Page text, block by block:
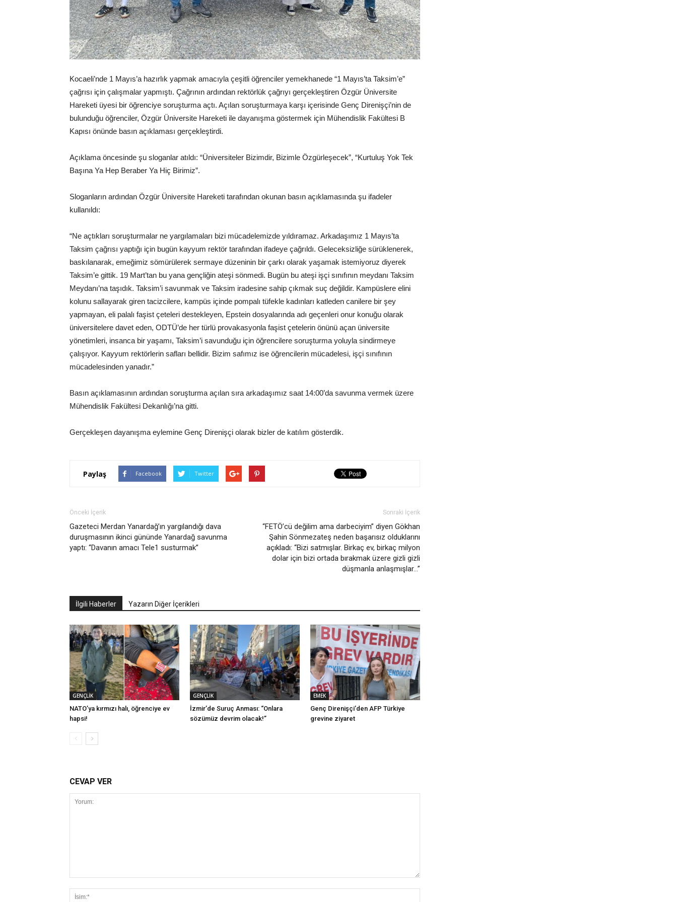
Kocaeli’nde 1 Mayıs’a hazırlık yapmak amacıyla çeşitli öğrenciler yemekhanede “1 Mayıs’ta Taksim’e”
çağrısı için çalışmalar yapmıştı. Çağrının ardından rektörlük çağrıyı gerçekleştiren Özgür Üniversite
Hareketi üyesi bir öğrenciye soruşturma açtı. Açılan soruşturmaya karşı içerisinde Genç Direnişçi’nin de
bulunduğu öğrenciler, Özgür Üniversite Hareketi ile dayanışma göstermek için Mühendislik Fakültesi B
Kapısı önünde basın açıklaması gerçekleştirdi.
Açıklama öncesinde şu sloganlar atıldı: “Üniversiteler Bizimdir, Bizimle Özgürleşecek”, “Kurtuluş Yok Tek
Başına Ya Hep Beraber Ya Hiç Birimiz”.
Sloganların ardından Özgür Üniversite Hareketi tarafından okunan basın açıklamasında şu ifadeler
kullanıldı:
“Ne açtıkları soruşturmalar ne yargılamaları bizi mücadelemizde yıldıramaz. Arkadaşımız 1 Mayıs’ta
Taksim çağrısı yaptığı için bugün kayyum rektör tarafından ifadeye çağrıldı. Geleceksizliğe sürüklenerek,
baskılanarak, emeğimiz sömürülerek sermaye düzeninin bir çarkı olarak yaşamak istemiyoruz diyerek
Taksim’e gittik. 19 Mart’tan bu yana gençliğin ateşi sönmedi. Bugün bu ateşi işçi sınıfının meydanı Taksim
Meydanı’na taşıdık. Taksim’i savunmak ve Taksim iradesine sahip çıkmak suç değildir. Kampüslere elini
kolunu sallayarak giren tacizcilere, kampüs içinde pompalı tüfekle kadınları katleden canilere bir şey
yapmayan, eli palalı faşist çeteleri destekleyen, Epstein dosyalarında adı geçenleri onur konuğu olarak
üniversitelere davet eden, ODTÜ’de her türlü provakasyonla faşist çetelerin önünü açan üniversite
yönetimleri, insanca bir yaşamı, Taksim’i savunduğu için öğrencilere soruşturma yoluyla sindirmeye
çalışıyor. Kayyum rektörlerin safları bellidir. Bizim safımız ise öğrencilerin mücadelesi, işçi sınıfının
mücadelesinden yanadır.”
Basın açıklamasının ardından soruşturma açılan sıra arkadaşımız saat 14:00’da savunma vermek üzere
Mühendislik Fakültesi Dekanlığı’na gitti.
Gerçekleşen dayanışma eylemine Genç Direnişçi olarak bizler de katılım gösterdik.
Paylaş Facebook Twitter
Önceki İçerik
Gazeteci Merdan Yanardağ’ın yargılandığı dava
duruşmasının ikinci gününde Yanardağ savunma
yaptı: “Davanın amacı Tele1 susturmak”
Sonraki İçerik
“FETÖ’cü değilim ama darbeciyim” diyen Gökhan
Şahin Sönmezateş neden başarısız olduklarını
açıkladı: “Bizi satmışlar. Birkaç ev, birkaç milyon
dolar için bizi ortada bırakmak üzere gizli gizli
düşmanla anlaşmışlar…”
İlgili Haberler Yazarın Diğer İçerikleri
GENÇLİK
NATO’ya kırmızı halı, öğrenciye ev
hapsi!
GENÇLİK
İzmir’de Suruç Anması: “Onlara
sözümüz devrim olacak!”
EMEK
Genç Direnişçi’den AFP Türkiye
grevine ziyaret
CEVAP VER